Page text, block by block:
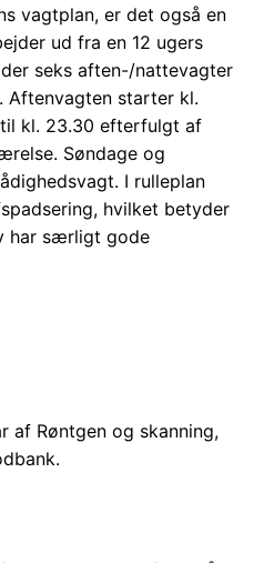
vagtplan, er det også en
ud fra en 12 ugers
seks aften-/nattevagter
Aftenvagten starter kl.
kl. 23.30 efterfulgt af
Søndage og
I rulleplan
hvilket betyder
har særligt gode
af Røntgen og skanning,